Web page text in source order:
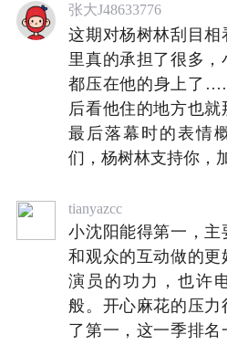
张大J48633776
这期对杨树林刮目相
里真的承担了很多，
都压在他的身上了
后看他住的地方也就
最后落幕时的表情
们，杨树林支持你，
tianyazcc
小沈阳能得第一，主
和观众的互动做的更
演员的功力，也许
般。开心麻花的压力
了第一，这一季排名